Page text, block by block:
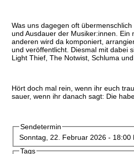
Was uns dagegen oft
und Ausdauer der Musiker:innen. Ein
anderen wird da komponiert,
und veröffentlicht. Diesmal mit dabei
Light Thief, The Notwist, Schluma
Hört doch mal rein, wenn ihr euch
sauer, wenn ihr danach sagt: Die
Sendetermin
Sonntag, 22. Februar 2026 - 18:00
Tags